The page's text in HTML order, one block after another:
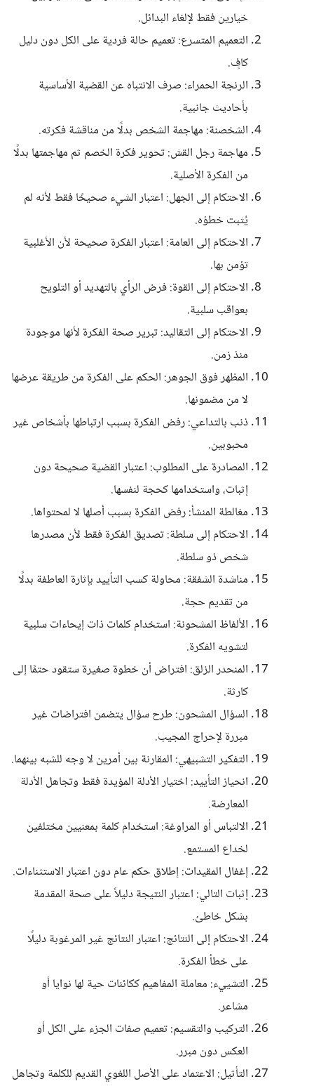
خيارين فقط لإلغاء البدائل.
التعميم المتسرع: تعميم حالة فردية على الكل دون دليل
كافٍ.
الرنجة الحمراء: صرف الانتباه عن القضية الأساسية
بأحاديث جانبية.
الشخصنة: مهاجمة الشخص بدلًا من مناقشة فكرته.
مهاجمة رجل القش: تحوير فكرة الخصم ثم مهاجمتها بدلًا
من الفكرة الأصلية.
الاحتكام إلى الجهل: اعتبار الشيء صحيحًا فقط لأنه لم
يُثبت خطؤه.
الاحتكام إلى العامة: اعتبار الفكرة صحيحة لأن الأغلبية
تؤمن بها.
الاحتكام إلى القوة: فرض الرأي بالتهديد أو التلويح
بعواقب سلبية.
الاحتكام إلى التقاليد: تبرير صحة الفكرة لأنها موجودة
منذ زمن.
المظهر فوق الجوهر: الحكم على الفكرة من طريقة عرضها
لا من مضمونها.
ذنب بالتداعي: رفض الفكرة بسبب ارتباطها بأشخاص غير
محبوبين.
المصادرة على المطلوب: اعتبار القضية صحيحة دون
إثبات، واستخدامها كحجة لنفسها.
مغالطة المنشأ: رفض الفكرة بسبب أصلها لا لمحتواها.
الاحتكام إلى سلطة: تصديق الفكرة فقط لأن مصدرها
شخص ذو سلطة.
مناشدة الشفقة: محاولة كسب التأييد بإثارة العاطفة بدلًا
من تقديم حجة.
الألفاظ المشحونة: استخدام كلمات ذات إيحاءات سلبية
لتشويه الفكرة.
المنحدر الزلق: افتراض أن خطوة صغيرة ستقود حتمًا إلى
كارثة.
السؤال المشحون: طرح سؤال يتضمن افتراضات غير
مبررة لإحراج المجيب.
التفكير التشبيهي: المقارنة بين أمرين لا وجه للشبه بينهما.
انحياز التأييد: اختيار الأدلة المؤيدة فقط وتجاهل الأدلة
المعارضة.
الالتباس أو المراوغة: استخدام كلمة بمعنيين مختلفين
لخداع المستمع.
إغفال المقيدات: إطلاق حكم عام دون اعتبار الاستثناءات.
إثبات التالي: اعتبار النتيجة دليلاً على صحة المقدمة
بشكل خاطئ.
الاحتكام إلى النتائج: اعتبار النتائج غير المرغوبة دليلًا
على خطأ الفكرة.
التشييء: معاملة المفاهيم ككائنات حية لها نوايا أو
مشاعر.
التركيب والتقسيم: تعميم صفات الجزء على الكل أو
العكس دون مبرر.
التأثيل: الاعتماد على الأصل اللغوي القديم للكلمة وتجاهل